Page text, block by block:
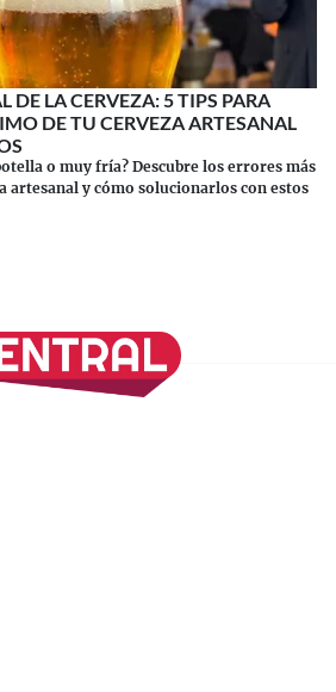
DE LA CERVEZA: 5 TIPS PARA
DE TU CERVEZA ARTESANAL
o muy fría? Descubre los errores más
artesanal y cómo solucionarlos con estos